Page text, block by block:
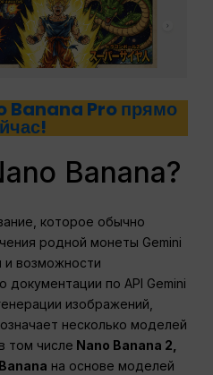
Banana Pro прямо
Banana?
которое обычно
родной монеты Gemini
и возможности
документации по API Gemini
изображений,
несколько моделей
том числе Nano Banana 2,
на основе моделей